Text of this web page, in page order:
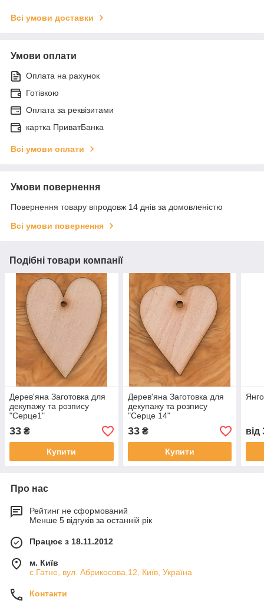
Всі умови доставки
Умови оплати
Оплата на рахунок
Готівкою
Оплата за реквізитами
картка ПриватБанка
Всі умови оплати
Умови повернення
Повернення товару впродовж 14 днів за домовленістю
Всі умови повернення
Подібні товари компанії
Дерев'яна Заготовка для
декупажу та розпису
"Серце1"
33 ₴
Купити
Дерев'яна Заготовка для
декупажу та розпису
"Серце 14"
33₴
Купити
від
Про нас
Рейтинг не сформований
Менше 5 відгуків за останній рік
Працює з 18.11.2012
м. Київ
с.Гатне, вул. Абрикосова,12, Київ, Україна
Контакти